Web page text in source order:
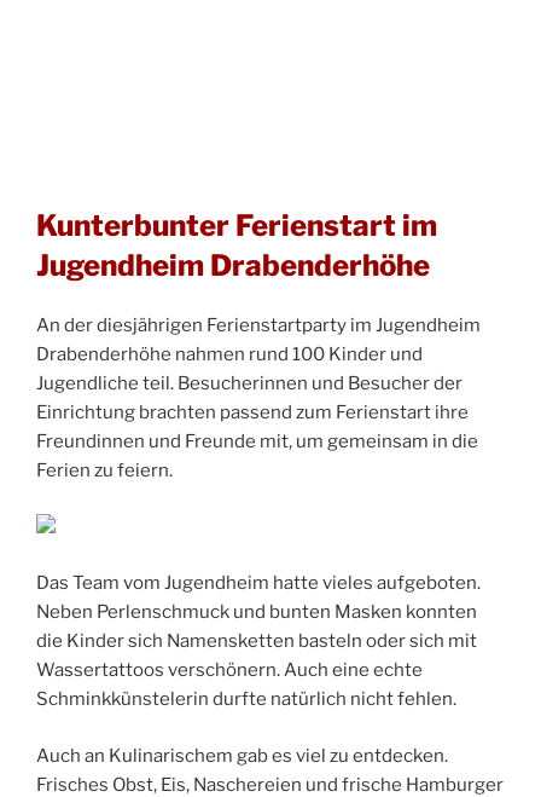
Kunterbunter Ferienstart im
Jugendheim Drabenderhöhe
An der diesjährigen Ferienstartparty im Jugendheim
Drabenderhöhe nahmen rund 100 Kinder und
Jugendliche teil. Besucherinnen und Besucher der
Einrichtung brachten passend zum Ferienstart ihre
Freundinnen und Freunde mit, um gemeinsam in die
Ferien zu feiern.
Das Team vom Jugendheim hatte vieles aufgeboten.
Neben Perlenschmuck und bunten Masken konnten
die Kinder sich Namensketten basteln oder sich mit
Wassertattoos verschönern. Auch eine echte
Schminkkünstelerin durfte natürlich nicht fehlen.
Auch an Kulinarischem gab es viel zu entdecken.
Frisches Obst, Eis, Naschereien und frische Hamburger